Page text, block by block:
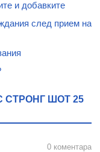
и добавките
след прием на
ШОТ 25
0 коментара